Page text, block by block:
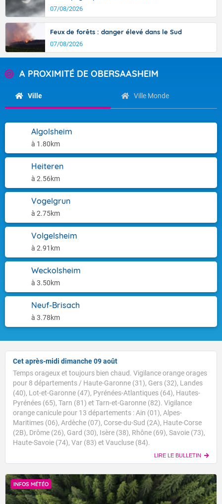
07/08/2026
Feux de forêts : danger élevé dans le Sud
07/08/2026
A PROXIMITÉ DE OBERSAASHEIM
Ville Ville Monde
Algolsheim
à 1.80km
Heiteren
à 2.56km
Vogelgrun
à 2.75km
Volgelsheim
à 2.91km
Weckolsheim
à 3.50km
Neuf-Brisach
à 3.78km
Cet après-midi dimanche 09 août
Temps orageux et toujours bien chaud. Vigilance orange orages
pour 8 départements / Haute-Garonne (31), Gers (32), Landes
(40), Lot-et-Garonne (47), Pyrénées-Atlantiques (64), Hautes-
Pyrénées (65), Tarn (81) et Tarn-et-Garonne (82). Vigilance
orange canicule pour 13 départements : Ain (01), Alpes-
Maritimes (06), Ardèche (07), Corse-du-Sud (2A), Haute-Corse
(2B), Drôme (26), Gard (30), Isère (38), Rhône (69), Savoie (73),
Haute-Savoie (74), Var (83) et Vaucluse (84).
LIRE LE BULLETIN
INFOS MÉTÉO